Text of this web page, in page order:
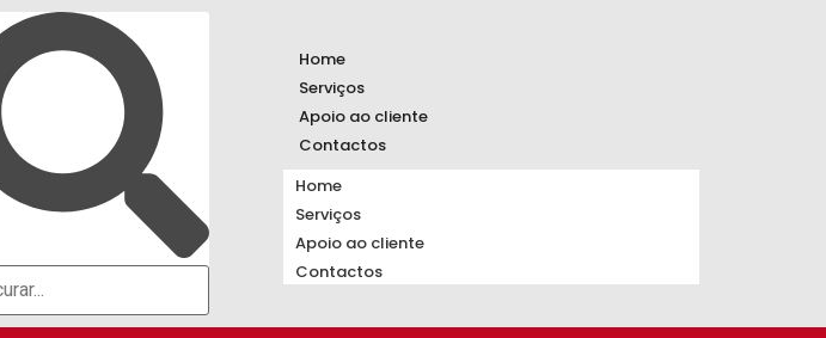
Home
Serviços
Apoio ao cliente
Contactos
Home
Serviços
Apoio ao cliente
Contactos